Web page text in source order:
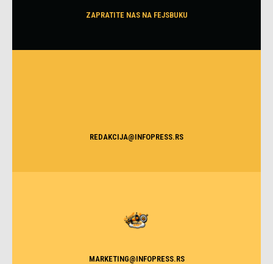
ZAPRATITE NAS NA FEJSBUKU
REDAKCIJA@INFOPRESS.RS
MARKETING@INFOPRESS.RS